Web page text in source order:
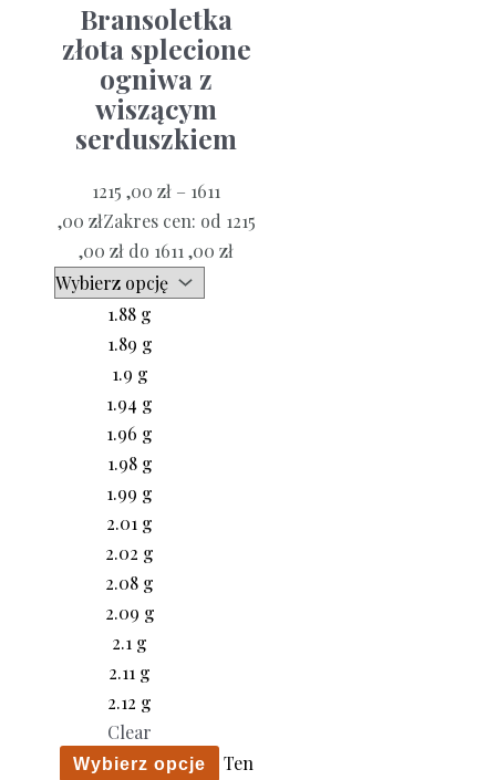
Bransoletka
złota splecione
ogniwa z
wiszącym
serduszkiem
1215 ,00 zł – 1611
,00 złZakres cen: od 1215
,00 zł do 1611 ,00 zł
1.88 g
1.89 g
1.9 g
1.94 g
1.96 g
1.98 g
1.99 g
2.01 g
2.02 g
2.08 g
2.09 g
2.1 g
2.11 g
2.12 g
Clear
Wybierz opcje
Ten